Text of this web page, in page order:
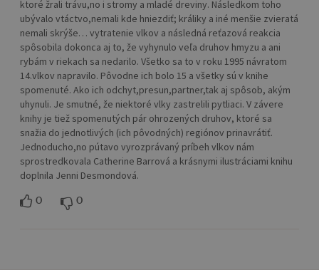
ktoré žrali trávu,no i stromy a mladé dreviny. Následkom toho
ubývalo vtáctvo,nemali kde hniezdiť; králiky a iné menšie zvieratá
nemali skrýše… vytratenie vlkov a následná reťazová reakcia
spôsobila dokonca aj to, že vyhynulo veľa druhov hmyzu a ani
rybám v riekach sa nedarilo. Všetko sa to v roku 1995 návratom
14.vlkov napravilo. Pôvodne ich bolo 15 a všetky sú v knihe
spomenuté. Ako ich odchyt,presun,partner,tak aj spôsob, akým
uhynuli. Je smutné, že niektoré vlky zastrelili pytliaci. V závere
knihy je tiež spomenutých pár ohrozených druhov, ktoré sa
snažia do jednotlivých (ich pôvodných) regiónov prinavrátiť.
Jednoducho,no pútavo vyrozprávaný príbeh vlkov nám
sprostredkovala Catherine Barrová a krásnymi ilustráciami knihu
doplnila Jenni Desmondová.
0 0